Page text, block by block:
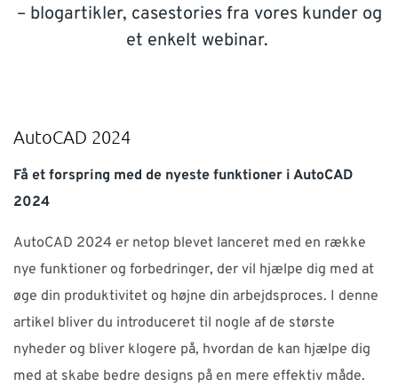
WEBSHOP
Danmark NTI Group Brasil Deutschland France
– blogartikler, casestories fra vores kunder og
et enkelt webinar.
AutoCAD 2024
Få et forspring med de nyeste funktioner i AutoCAD
2024
AutoCAD 2024 er netop blevet lanceret med en række
nye funktioner og forbedringer, der vil hjælpe dig med at
øge din produktivitet og højne din arbejdsproces. I denne
artikel bliver du introduceret til nogle af de største
nyheder og bliver klogere på, hvordan de kan hjælpe dig
med at skabe bedre designs på en mere effektiv måde.